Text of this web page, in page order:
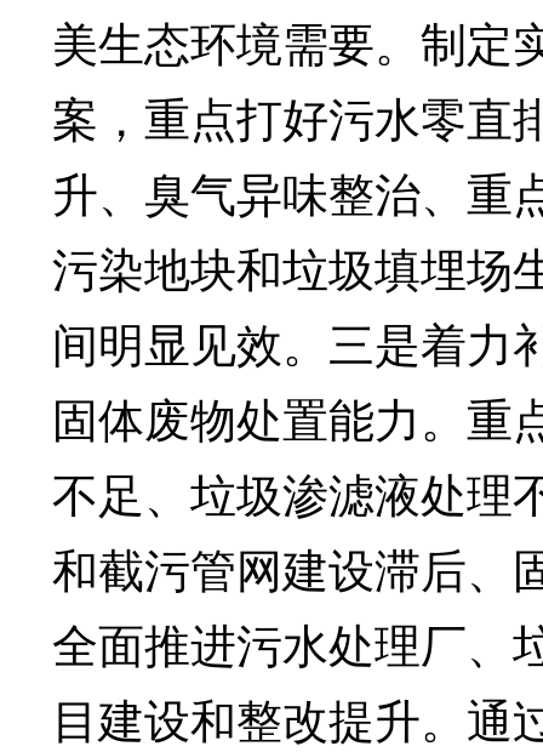
美生态环境需要。制定
案，重点打好污水零直
升、臭气异味整治、重
污染地块和垃圾填埋场
间明显见效。三是着力
固体废物处置能力。重
不足、垃圾渗滤液处理
和截污管网建设滞后、
全面推进污水处理厂、
目建设和整改提升。通